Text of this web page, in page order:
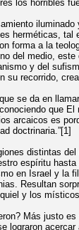
los horribles
herméticas,
forma a la
del medio,
y del
su recorrido,
se da en
que El
arcaicos es
doctrinaria.”[1]
distintas
espíritu
en Israel y la
Resultan
y los
Más justo
lograron